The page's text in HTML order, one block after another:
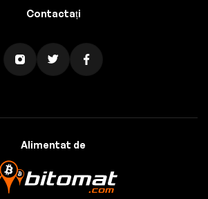
Contactați
Alimentat de